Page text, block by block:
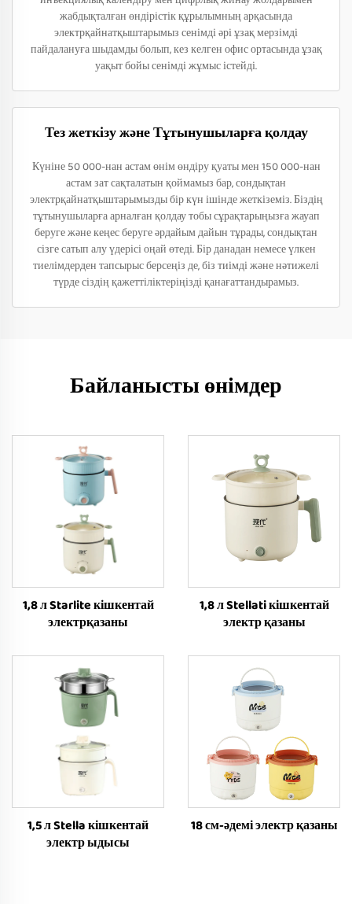
жабдықталған өндірістік құрылымның арқасында
электрқайнатқыштарымыз сенімді әрі ұзақ мерзімді
пайдалануға шыдамды болып, кез келген офис ортасында ұзақ
уақыт бойы сенімді жұмыс істейді.
Тез жеткізу және Тұтынушыларға қолдау
Күніне 50 000-нан астам өнім өндіру қуаты мен 150 000-нан
астам зат сақталатын қоймамыз бар, сондықтан
электрқайнатқыштарымызды бір күн ішінде жеткіземіз. Біздің
тұтынушыларға арналған қолдау тобы сұрақтарыңызға жауап
беруге және кеңес беруге әрдайым дайын тұрады, сондықтан
сізге сатып алу үдерісі оңай өтеді. Бір данадан немесе үлкен
тиелімдерден тапсырыс берсеңіз де, біз тиімді және нәтижелі
түрде сіздің қажеттіліктеріңізді қанағаттандырамыз.
Байланысты өнімдер
1,8 л Starlite кішкентай
электрқазаны
1,8 л Stellati кішкентай
электр қазаны
1,5 л Stella кішкентай
электр ыдысы
18 см-әдемі электр қазаны